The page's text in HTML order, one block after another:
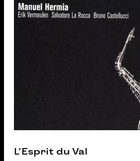
L’Esprit du Val